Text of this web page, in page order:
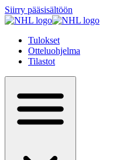
Siirry pääsisältöön
Tulokset
Otteluohjelma
Tilastot